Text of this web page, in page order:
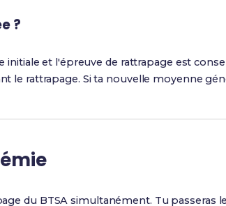
?
initiale et l'épreuve de rattrapage est
le rattrapage. Si ta nouvelle moyenne
du BTSA simultanément. Tu passeras